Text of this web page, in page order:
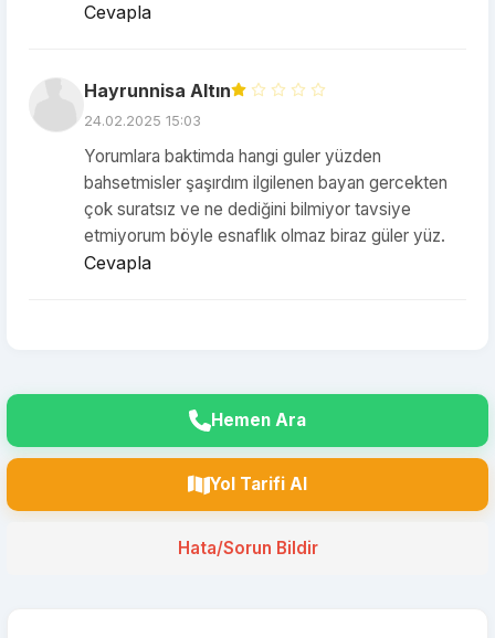
Cevapla
Hayrunnisa Altın
24.02.2025 15:03
Yorumlara baktimda hangi guler yüzden
bahsetmisler şaşırdım ilgilenen bayan gercekten
çok suratsız ve ne dediğini bilmiyor tavsiye
etmiyorum böyle esnaflık olmaz biraz güler yüz.
Cevapla
Hemen Ara
Yol Tarifi Al
Hata/Sorun Bildir